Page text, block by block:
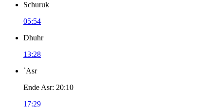
Schuruk
05:54
Dhuhr
13:28
`Asr
Ende Asr: 20:10
17:29